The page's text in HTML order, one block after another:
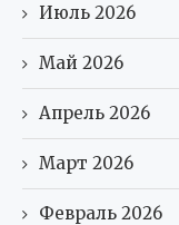
Июль 2026
Май 2026
Апрель 2026
Март 2026
Февраль 2026